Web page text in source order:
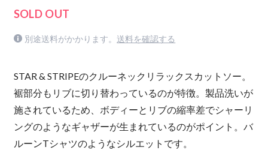
SOLD OUT
別途送料がかかります。 送料を確認する
STAR & STRIPEのクルーネックリラックスカットソー。
裾部分もリブに切り替わっているのが特徴。製品洗いが
施されているため、ボディーとリブの縮率差でシャーリ
ングのようなギャザーが生まれているのがポイント。バ
ルーンTシャツのようなシルエットです。